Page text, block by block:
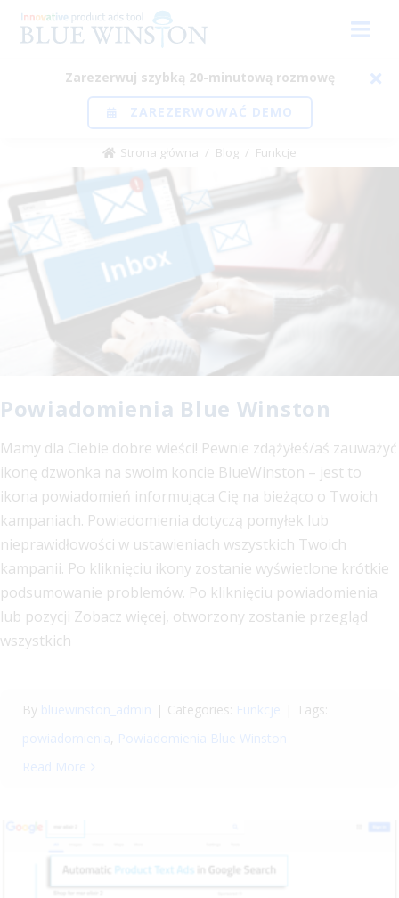
Zarezerwuj szybką 20-minutową rozmowę
ZAREZERWOWAĆ DEMO
Strona główna / Blog / Funkcje
Powiadomienia Blue Winston
Mamy dla Ciebie dobre wieści! Pewnie zdążyłeś/aś zauważyć
ikonę dzwonka na swoim koncie BlueWinston – jest to
ikona powiadomień informująca Cię na bieżąco o Twoich
kampaniach. Powiadomienia dotyczą pomyłek lub
nieprawidłowości w ustawieniach wszystkich Twoich
kampanii. Po kliknięciu ikony zostanie wyświetlone krótkie
podsumowanie problemów. Po kliknięciu powiadomienia
lub pozycji Zobacz więcej, otworzony zostanie przegląd
wszystkich
By bluewinston_admin | Categories: Funkcje | Tags:
powiadomienia, Powiadomienia Blue Winston
Read More